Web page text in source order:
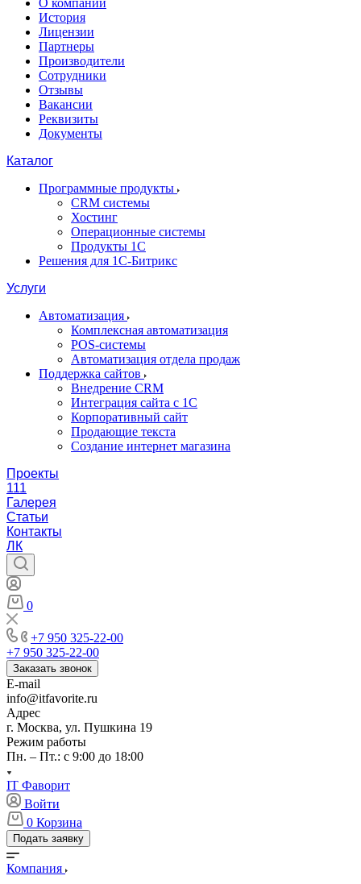
О компании
История
Лицензии
Партнеры
Производители
Сотрудники
Отзывы
Вакансии
Реквизиты
Документы
Каталог
Программные продукты
CRM системы
Хостинг
Операционные системы
Продукты 1С
Решения для 1С-Битрикс
Услуги
Автоматизация
Комплексная автоматизация
POS-системы
Автоматизация отдела продаж
Поддержка сайтов
Внедрение CRM
Интеграция сайта с 1С
Корпоративный сайт
Продающие текста
Создание интернет магазина
Проекты
111
Галерея
Статьи
Контакты
ЛК
0
+7 950 325-22-00
+7 950 325-22-00
Заказать звонок
E-mail
info@itfavorite.ru
Адрес
г. Москва, ул. Пушкина 19
Режим работы
Пн. – Пт.: с 9:00 до 18:00
IT Фаворит
Войти
0 Корзина
Подать заявку
Компания